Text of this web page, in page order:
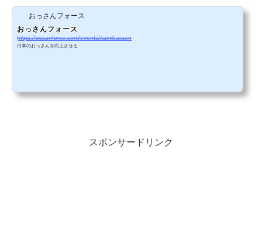
おっさんフォース
おっさんフォース
https://ossanforce.com/events/itamibaraen
日本のおっさんを向上させる
スポンサードリンク